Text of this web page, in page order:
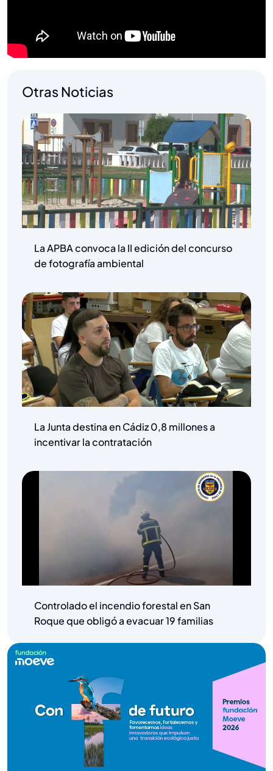
Otras Noticias
La APBA convoca la II edición del concurso
de fotografía ambiental
La Junta destina en Cádiz 0,8 millones a
incentivar la contratación
Controlado el incendio forestal en San
Roque que obligó a evacuar 19 familias